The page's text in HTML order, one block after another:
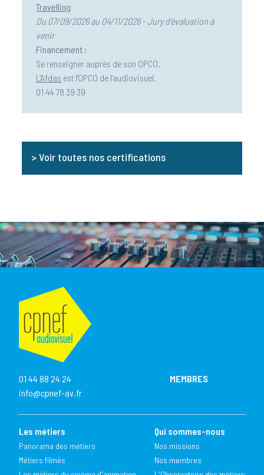
Travelling
Du 07/09/2026 au 04/11/2026 - Jury d'évaluation à
venir
Financement :
Se renseigner auprès de son OPCO.
L'Afdas est l'OPCO de l'audiovisuel.
01 44 78 39 39
> Voir toutes nos certifications
01 44 88 24 24
info@cpnef-av.fr
MEMBRES
Les métiers
Panorama des métiers
Métiers filmés
Qui sommes-nous
Nos missions
Nos membres